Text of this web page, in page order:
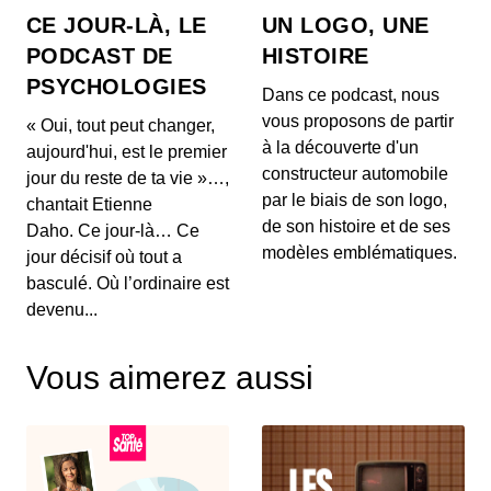
27 mai 2026 : Mythes sur la perte de
poids, l'impact du vin rouge et
tendances capillaires de Cannes
00:03:48 - IL Y A 2 MOIS
1. 🍽️ **Mythes de la perte de poids :** Découvrez
pourquoi manger tard le soir ne fait pas forcéme...
26 mai 2026 : Alerte sanitaire,
hydratation et astuces beauté pour les
mains
00:03:56 - IL Y A 2 MOIS
1. ⚠️ **Alerte de RappelConso sur les merguez
mer...
Tendances street food
00:04:07 - IL Y A 2 MOIS
18 mai 2026 : Cholestérol, Longévité et
CE JOUR-LÀ, LE
PODCAST DE
PSYCHOLOGIES
« Oui, tout peut changer,
aujourd'hui, est le premier
jour du reste de ta vie »…,
chantait Etienne
Daho. Ce jour-là… Ce
jour décisif où tout a
basculé. Où l’ordinaire est
devenu...
UN LOGO, UNE
HISTOIRE
Dans ce podcast, nous
vous proposons de partir
à la découverte d'un
constructeur automobile
par le biais de son logo,
de son histoire et de ses
modèles emblématiques.
Vous aimerez aussi